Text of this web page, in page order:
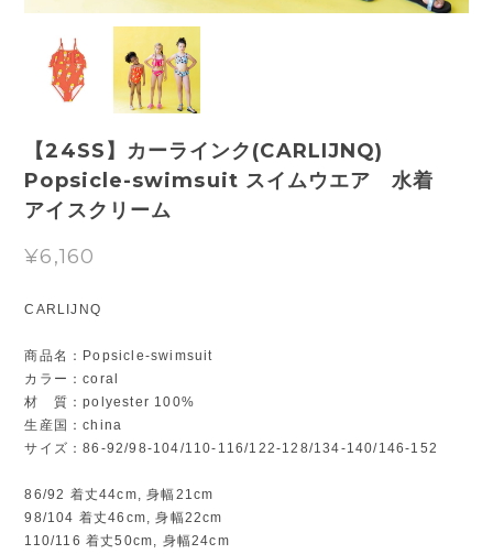
【24SS】カーラインク(CARLIJNQ)
Popsicle-swimsuit スイムウエア 水着
アイスクリーム
¥6,160
CARLIJNQ
商品名：Popsicle-swimsuit
カラー：coral
材 質：polyester 100%
生産国：china
サイズ：86-92/98-104/110-116/122-128/134-140/146-152
86/92 着丈44cm, 身幅21cm
98/104 着丈46cm, 身幅22cm
110/116 着丈50cm, 身幅24cm